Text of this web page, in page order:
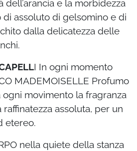
dell’arancia e la morbidezza
di assoluto di gelsomino e di
dalla delicatezza delle
I In ogni momento
MADEMOISELLE Profumo
movimento la fragranza
assoluta, per un
etereo.
nella quiete della stanza